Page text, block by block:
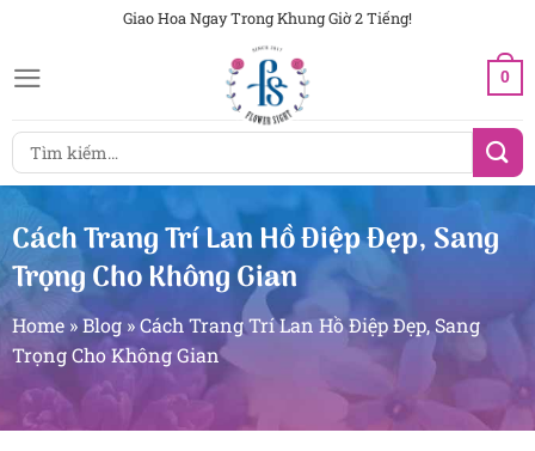
nội
Giao Hoa Ngay Trong Khung Giờ 2 Tiếng!
0
Tìm
kiếm:
Cách Trang Trí Lan Hồ Điệp Đẹp, Sang
Trọng Cho Không Gian
Home »Blog »Cách Trang Trí Lan Hồ Điệp Đẹp, Sang
Trọng Cho Không Gian